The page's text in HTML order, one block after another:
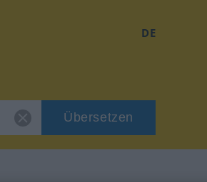
DE
Übersetzen